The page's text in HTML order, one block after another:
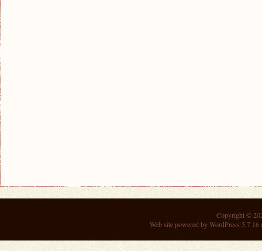
Copyright ©
Web site powered byWordPress 5.7.16